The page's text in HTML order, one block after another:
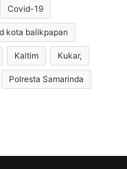
u
n
t
u
k
:
Covid-19
kota balikpapan
Kaltim Kukar,
Polresta Samarinda